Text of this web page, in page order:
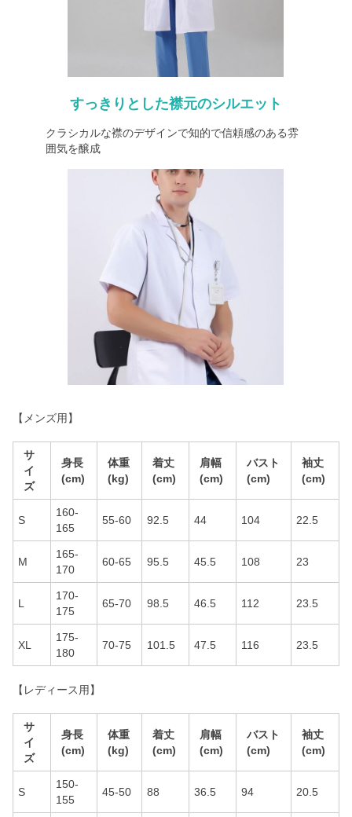
すっきりとした襟元のシルエット
クラシカルな襟のデザインで知的で信頼感のある雰
囲気を醸成
【メンズ用】
サ
イ
ズ
身長
(cm)
体重
(kg)
着丈
(cm)
肩幅
(cm)
バスト
(cm)
袖丈
(cm)
S
160-
165
55-60 92.5 44 104 22.5
M
165-
170
60-65 95.5 45.5 108 23
L
170-
175
65-70 98.5 46.5 112 23.5
XL
175-
180
70-75 101.5 47.5 116 23.5
【レディース用】
サ
イ
ズ
身長
(cm)
体重
(kg)
着丈
(cm)
肩幅
(cm)
バスト
(cm)
袖丈
(cm)
S
150-
155
45-50 88 36.5 94 20.5